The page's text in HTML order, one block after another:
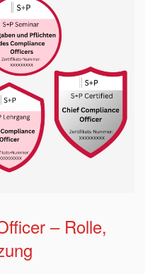
– Rolle,